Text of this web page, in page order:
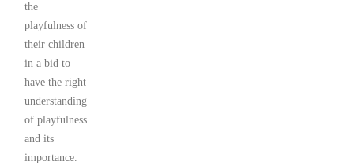
the
playfulness of
their children
in a bid to
have the right
understanding
of playfulness
and its
importance.